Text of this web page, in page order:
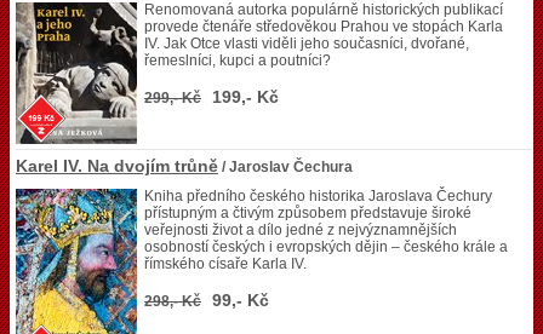
Renomovaná autorka populárně historických publikací
provede čtenáře středověkou Prahou ve stopách Karla
IV. Jak Otce vlasti viděli jeho současníci, dvořané,
řemeslníci, kupci a poutníci?
299,- Kč 199,- Kč
Karel IV. Na dvojím trůně / Jaroslav Čechura
Kniha předního českého historika Jaroslava Čechury
přístupným a čtivým způsobem představuje široké
veřejnosti život a dílo jedné z nejvýznamnějších
osobností českých i evropských dějin – českého krále a
římského císaře Karla IV.
298,- Kč 99,- Kč